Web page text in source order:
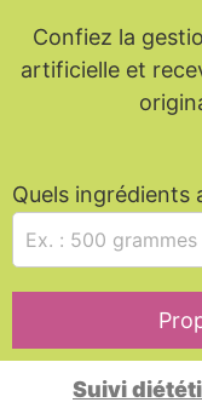
Confiez la
artificielle et
Quels ingrédients
Suivi